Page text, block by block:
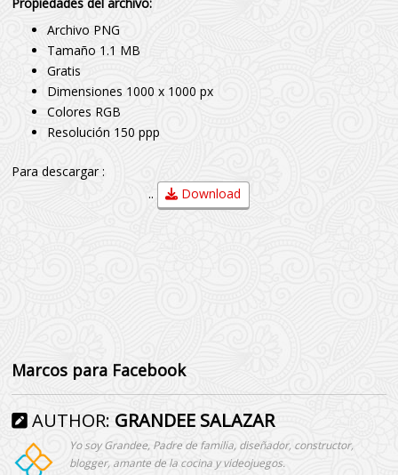
Archivo PNG
Tamaño 1.1 MB
Gratis
Dimensiones 1000 x 1000 px
Colores RGB
Resolución 150 ppp
Para descargar :
..
Download
Marcos para Facebook
AUTHOR: GRANDEE SALAZAR
Yo soy Grandee, Padre de familia, diseñador, constructor,
blogger, amante de la cocina y videojuegos.